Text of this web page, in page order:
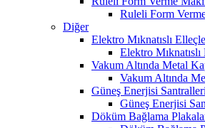
Ruleli Form
Diğer
Elektro Mıknatıslı
Elektro
Vakum Altında Metal
Vakum Altında
Güneş Enerjisi Santralleri
Güneş Enerjisi
Döküm Bağlama